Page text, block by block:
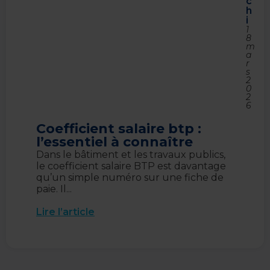
h
i
1
8
m
a
r
s
2
0
2
6
Coefficient salaire btp :
l’essentiel à connaître
Dans le bâtiment et les travaux publics,
le coefficient salaire BTP est davantage
qu’un simple numéro sur une fiche de
paie. Il...
Lire l’article